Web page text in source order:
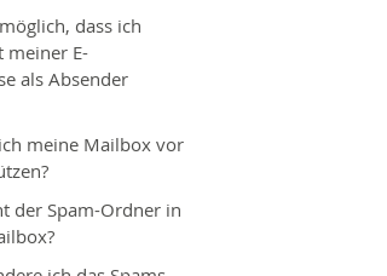
dass ich
meiner E-
als Absender
meine Mailbox vor
der Spam-Ordner in